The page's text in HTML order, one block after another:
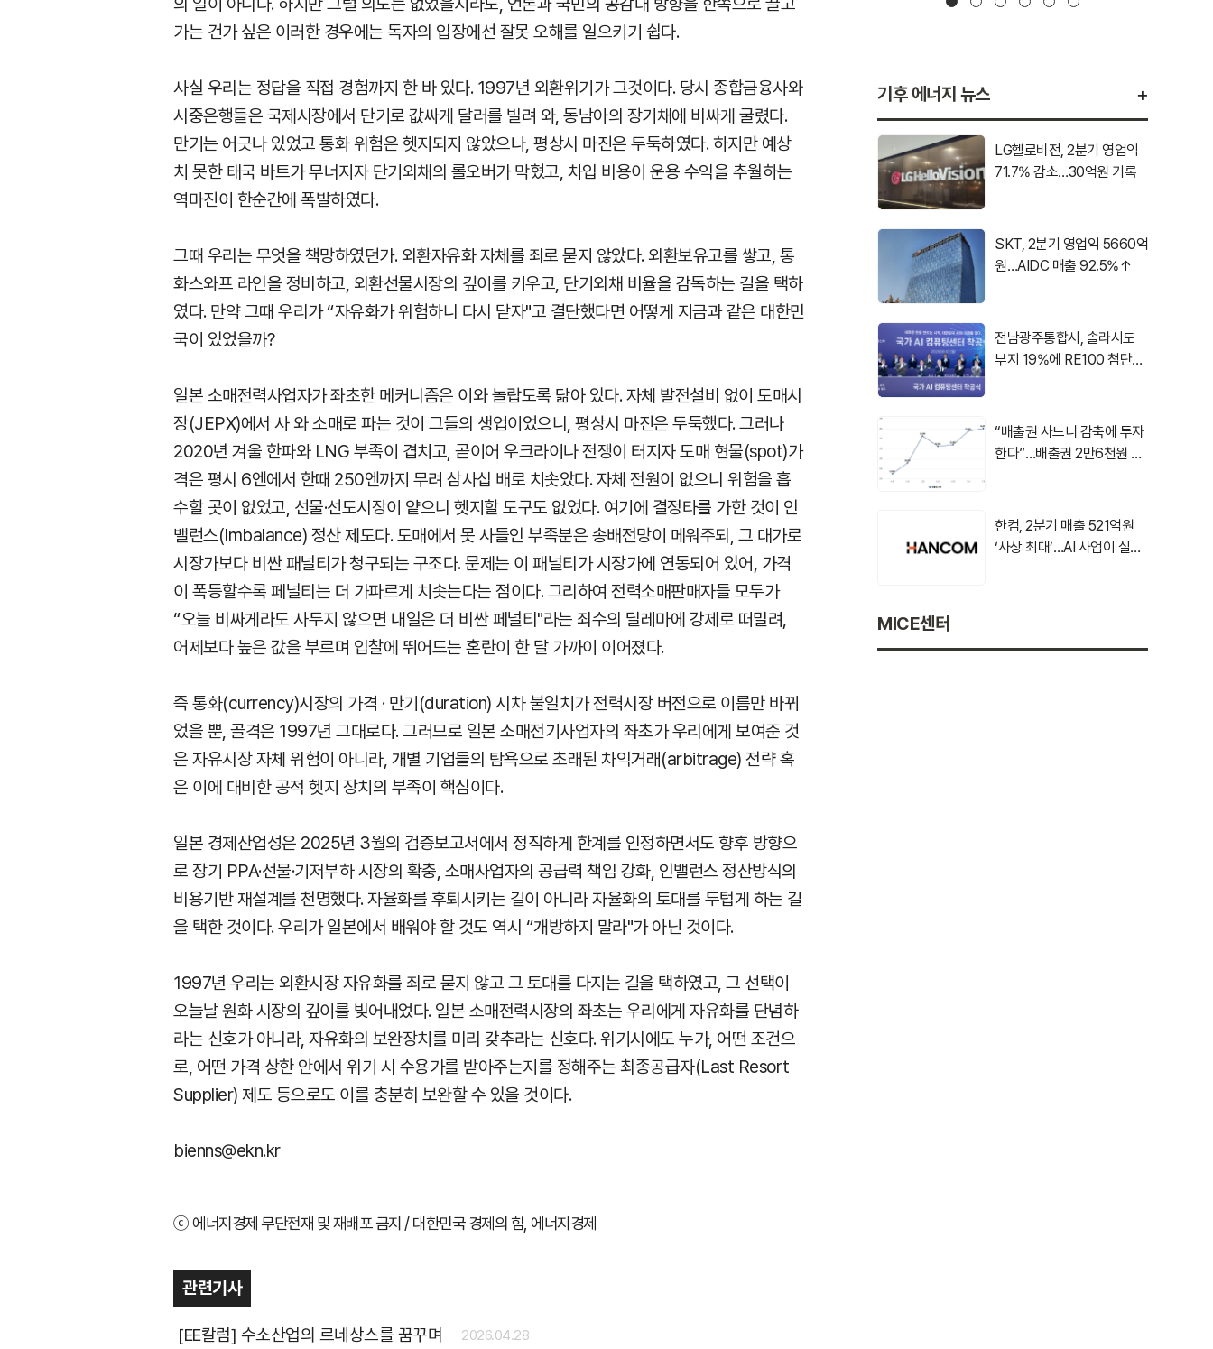
가는 건가 싶은 이러한 경우에는 독자의 입장에선 잘못 오해를 일으키기 쉽다.
사실 우리는 정답을 직접 경험까지 한 바 있다. 1997년 외환위기가 그것이다. 당시 종합금융사와
시중은행들은 국제시장에서 단기로 값싸게 달러를 빌려 와, 동남아의 장기채에 비싸게 굴렸다.
만기는 어긋나 있었고 통화 위험은 헷지되지 않았으나, 평상시 마진은 두둑하였다. 하지만 예상
치 못한 태국 바트가 무너지자 단기외채의 롤오버가 막혔고, 차입 비용이 운용 수익을 추월하는
역마진이 한순간에 폭발하였다.
그때 우리는 무엇을 책망하였던가. 외환자유화 자체를 죄로 묻지 않았다. 외환보유고를 쌓고, 통
화스와프 라인을 정비하고, 외환선물시장의 깊이를 키우고, 단기외채 비율을 감독하는 길을 택하
였다. 만약 그때 우리가 “자유화가 위험하니 다시 닫자"고 결단했다면 어떻게 지금과 같은 대한민
국이 있었을까?
일본 소매전력사업자가 좌초한 메커니즘은 이와 놀랍도록 닮아 있다. 자체 발전설비 없이 도매시
장(JEPX)에서 사 와 소매로 파는 것이 그들의 생업이었으니, 평상시 마진은 두둑했다. 그러나
2020년 겨울 한파와 LNG 부족이 겹치고, 곧이어 우크라이나 전쟁이 터지자 도매 현물(spot)가
격은 평시 6엔에서 한때 250엔까지 무려 삼사십 배로 치솟았다. 자체 전원이 없으니 위험을 흡
수할 곳이 없었고, 선물·선도시장이 얕으니 헷지할 도구도 없었다. 여기에 결정타를 가한 것이 인
밸런스(Imbalance) 정산 제도다. 도매에서 못 사들인 부족분은 송배전망이 메워주되, 그 대가로
시장가보다 비싼 패널티가 청구되는 구조다. 문제는 이 패널티가 시장가에 연동되어 있어, 가격
이 폭등할수록 페널티는 더 가파르게 치솟는다는 점이다. 그리하여 전력소매판매자들 모두가
“오늘 비싸게라도 사두지 않으면 내일은 더 비싼 페널티"라는 죄수의 딜레마에 강제로 떠밀려,
어제보다 높은 값을 부르며 입찰에 뛰어드는 혼란이 한 달 가까이 이어졌다.
즉 통화(currency)시장의 가격 · 만기(duration) 시차 불일치가 전력시장 버전으로 이름만 바뀌
었을 뿐, 골격은 1997년 그대로다. 그러므로 일본 소매전기사업자의 좌초가 우리에게 보여준 것
은 자유시장 자체 위험이 아니라, 개별 기업들의 탐욕으로 초래된 차익거래(arbitrage) 전략 혹
은 이에 대비한 공적 헷지 장치의 부족이 핵심이다.
일본 경제산업성은 2025년 3월의 검증보고서에서 정직하게 한계를 인정하면서도 향후 방향으
로 장기 PPA·선물·기저부하 시장의 확충, 소매사업자의 공급력 책임 강화, 인밸런스 정산방식의
비용기반 재설계를 천명했다. 자율화를 후퇴시키는 길이 아니라 자율화의 토대를 두텁게 하는 길
을 택한 것이다. 우리가 일본에서 배워야 할 것도 역시 “개방하지 말라"가 아닌 것이다.
1997년 우리는 외환시장 자유화를 죄로 묻지 않고 그 토대를 다지는 길을 택하였고, 그 선택이
오늘날 원화 시장의 깊이를 빚어내었다. 일본 소매전력시장의 좌초는 우리에게 자유화를 단념하
라는 신호가 아니라, 자유화의 보완장치를 미리 갖추라는 신호다. 위기시에도 누가, 어떤 조건으
로, 어떤 가격 상한 안에서 위기 시 수용가를 받아주는지를 정해주는 최종공급자(Last Resort
Supplier) 제도 등으로도 이를 충분히 보완할 수 있을 것이다.
bienns@ekn.kr
ⓒ 에너지경제 무단전재 및 재배포 금지 / 대한민국 경제의 힘, 에너지경제
관련기사
[EE칼럼] 수소산업의 르네상스를 꿈꾸며 2026.04.28
기후 에너지 뉴스 +
LG헬로비전, 2분기 영업익
71.7% 감소…30억원 기록
SKT, 2분기 영업익 5660억
원…AIDC 매출 92.5%↑
전남광주통합시, 솔라시도
부지 19%에 RE100 첨단산
“배출권 사느니 감축에 투자
한다”…배출권 2만6천원 시
한컴, 2분기 매출 521억원
‘사상 최대’…AI 사업이 실적
MICE센터